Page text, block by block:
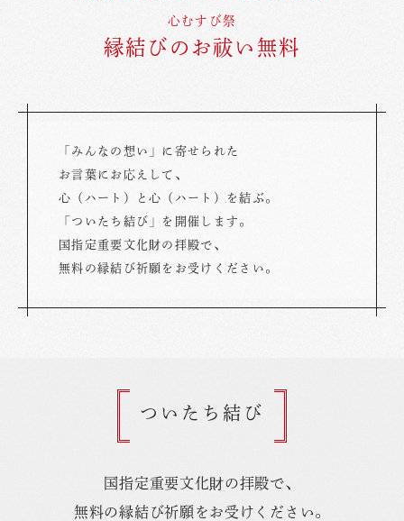
心むすび祭
縁結びのお祓い無料
「みんなの想い」に寄せられた
お言葉にお応えして、
心（ハート）と心（ハート）を結ぶ。
「ついたち結び」を開催します。
国指定重要文化財の拝殿で、
無料の縁結び祈願をお受けください。
ついたち結び
国指定重要文化財の拝殿で、
無料の縁結び祈願をお受けください。